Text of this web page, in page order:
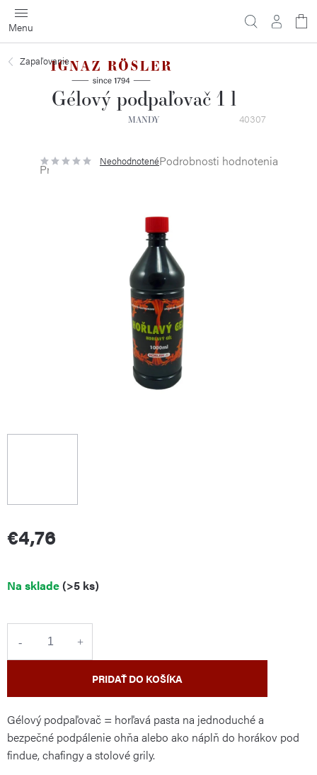
Prejsť
na
obsah
Zapaľovanie
Gélový podpaľovač 1 l
MANDY 40307
Priemerné
hodnotenie
NeohodnotenéPodrobnosti hodnotenia
€4,76
Jednotková
cena:
Na sklade(>5 ks)
PRIDAŤ DO KOŠÍKA
Gélový podpaľovač = horľavá pasta na jednoduché a
bezpečné podpálenie ohňa alebo ako náplň do horákov pod
findue, chafingy a stolové grily.